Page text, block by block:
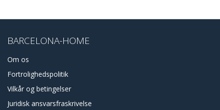
BARCELONA-HOME
Om os
Fortrolighedspolitik
Vilkår og betingelser
Juridisk ansvarsfraskrivelse